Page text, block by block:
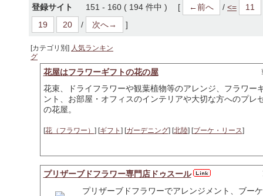
登録サイト 151 - 160 ( 194 件中 ) [ ←前へ / <=
11
19
20 / 次へ→ ]
[カテゴリ別] 人気ランキン
グ
花屋はフラワーギフトの花の屋
花束、ドライフラワーや観葉植物等のアレンジ、フラワー
ント、お部屋・オフィスのインテリアや大切な方へのプ
の花屋。
[花（フラワー） ] [ギフト ] [ガーデニング] [北陸] [ブーケ・リース]
プリザーブドフラワー専門店ドゥスール
プリザーブドフラワーでアレンジメント、ブー